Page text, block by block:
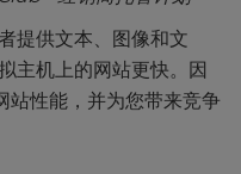
提供文本、图像和文
主机上的网站更快。因
站性能，并为您带来竞争